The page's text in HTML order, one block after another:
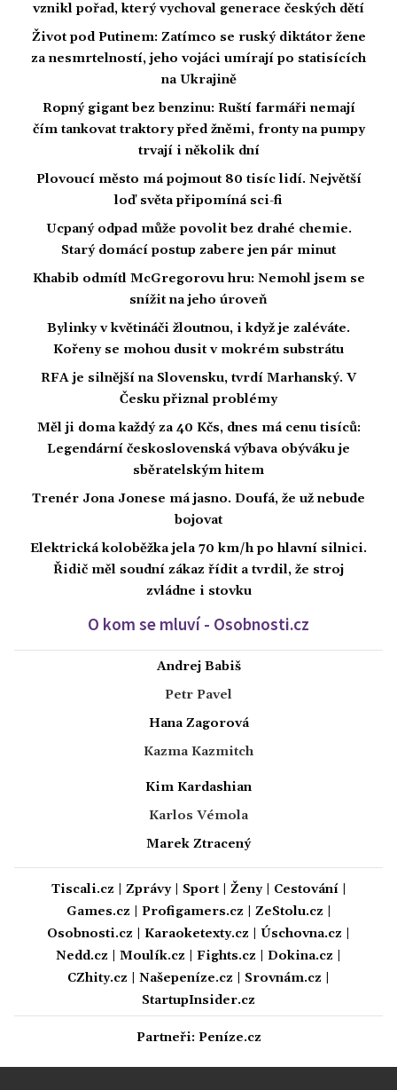
vznikl pořad, který vychoval generace českých dětí
Život pod Putinem: Zatímco se ruský diktátor žene
za nesmrtelností, jeho vojáci umírají po statisících
na Ukrajině
Ropný gigant bez benzinu: Ruští farmáři nemají
čím tankovat traktory před žněmi, fronty na pumpy
trvají i několik dní
Plovoucí město má pojmout 80 tisíc lidí. Největší
loď světa připomíná sci-fi
Ucpaný odpad může povolit bez drahé chemie.
Starý domácí postup zabere jen pár minut
Khabib odmítl McGregorovu hru: Nemohl jsem se
snížit na jeho úroveň
Bylinky v květináči žloutnou, i když je zaléváte.
Kořeny se mohou dusit v mokrém substrátu
RFA je silnější na Slovensku, tvrdí Marhanský. V
Česku přiznal problémy
Měl ji doma každý za 40 Kčs, dnes má cenu tisíců:
Legendární československá výbava obýváku je
sběratelským hitem
Trenér Jona Jonese má jasno. Doufá, že už nebude
bojovat
Elektrická koloběžka jela 70 km/h po hlavní silnici.
Řidič měl soudní zákaz řídit a tvrdil, že stroj
zvládne i stovku
O kom se mluví - Osobnosti.cz
Andrej Babiš
Petr Pavel
Hana Zagorová
Kazma Kazmitch
Kim Kardashian
Karlos Vémola
Marek Ztracený
Tiscali.cz Zprávy| Sport| Ženy| Cestování|
Games.cz
Profigamers.cz ZeStolu.cz
Osobnosti.cz
Karaoketexty.cz Úschovna.cz
Nedd.cz
Moulík.cz Fights.cz Dokina.cz
CZhity.cz
Našepeníze.cz Srovnám.cz
StartupInsider.cz
Partneři: Peníze.cz